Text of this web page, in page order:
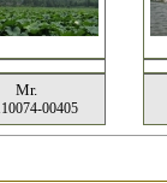
Mr.
00405